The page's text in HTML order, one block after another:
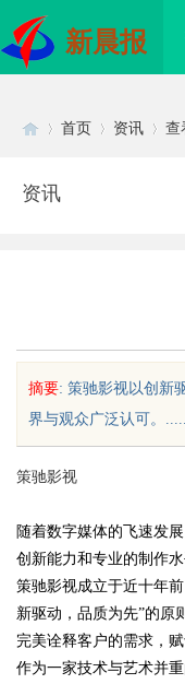
新晨报
uz
首页 资讯 查
资讯
摘要: 策驰影视以创新
界与观众广泛认可。
策驰影视
随着数字媒体的飞速发
创新能力和专业的制作
策驰影视成立于近十年
新驱动，品质为先”的原
完美诠释客户的需求，
作为一家技术与艺术并
秘云南春城中的隐